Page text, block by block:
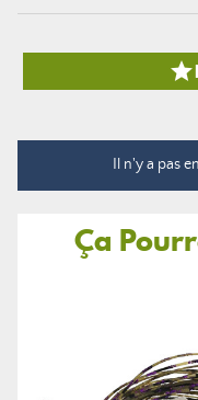

Il n'y a pas
Ça